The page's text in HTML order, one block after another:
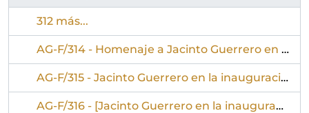
312 más...
AG-F/314 - Homenaje a Jacinto Guerrero en las fiestas de Lagartera
AG-F/315 - Jacinto Guerrero en la inauguración de la calle Trástamara
AG-F/316 - [Jacinto Guerrero en la inauguración de la calle Trástamara, en Toledo, dedicada a él]